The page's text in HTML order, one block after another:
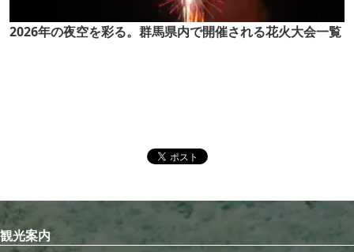
2026年の夜空を彩る。群馬県内で開催される花火大会一覧
観光案内